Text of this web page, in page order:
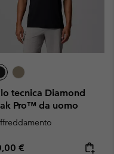
tecnica Diamond
Pro™ da uomo
price:
€